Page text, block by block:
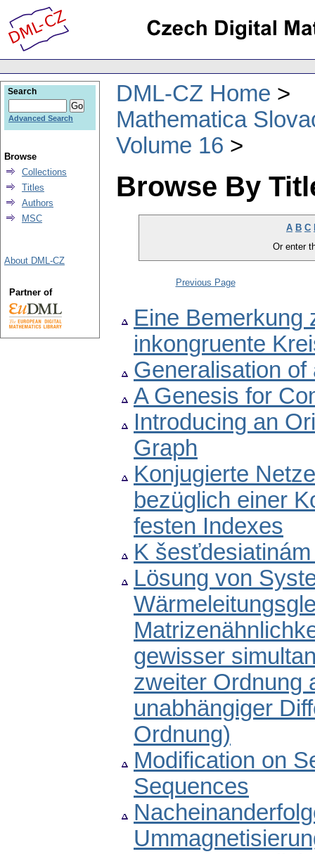
DML-CZ Home
Mathematica
Volume 16
Browse By
A B C
Or enter
Previous Page
Eine Bemerkung
inkongruente
Generalisation
A Genesis for
Introducing an
Graph
Konjugierte
bezüglich einer
festen Indexes
K
Lösung von
gewisser
zweiter Ordnung
unabhängiger
Ordnung)
Modification on
Sequences
Search
Advanced Search
Browse
Collections
Titles
Authors
MSC
About DML-CZ
Partner of